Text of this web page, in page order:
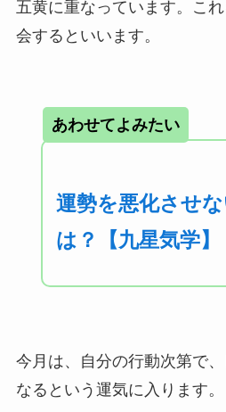
五黄に重なっています。こ
会するといいます。
あわせてよみたい
運勢を悪化させ
は？【九星気学】
今月は、自分の行動次第で
なるという運気に入ります。